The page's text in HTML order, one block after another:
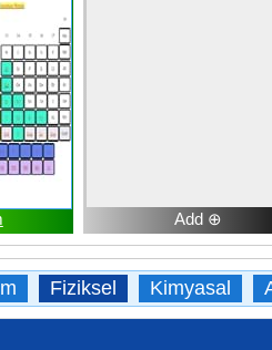
Add ⊕
Fiziksel Kimyasal